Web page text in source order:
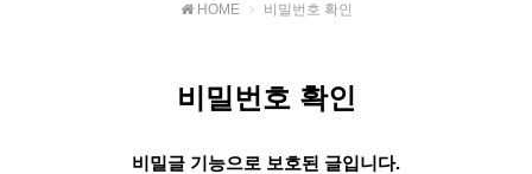
HOME 비밀번호 확인
비밀번호 확인
비밀글 기능으로 보호된 글입니다.